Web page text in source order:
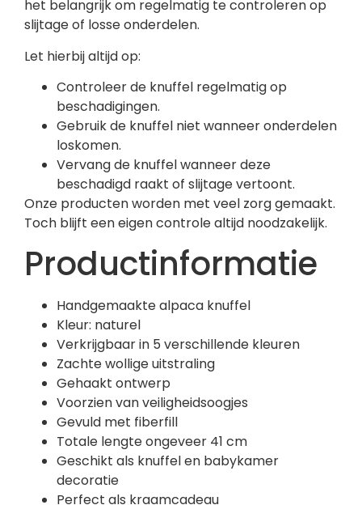
het belangrijk om regelmatig te controleren op
slijtage of losse onderdelen.
Let hierbij altijd op:
Controleer de knuffel regelmatig op
beschadigingen.
Gebruik de knuffel niet wanneer onderdelen
loskomen.
Vervang de knuffel wanneer deze
beschadigd raakt of slijtage vertoont.
Onze producten worden met veel zorg gemaakt.
Toch blijft een eigen controle altijd noodzakelijk.
Productinformatie
Handgemaakte alpaca knuffel
Kleur: naturel
Verkrijgbaar in 5 verschillende kleuren
Zachte wollige uitstraling
Gehaakt ontwerp
Voorzien van veiligheidsoogjes
Gevuld met fiberfill
Totale lengte ongeveer 41 cm
Geschikt als knuffel en babykamer
decoratie
Perfect als kraamcadeau